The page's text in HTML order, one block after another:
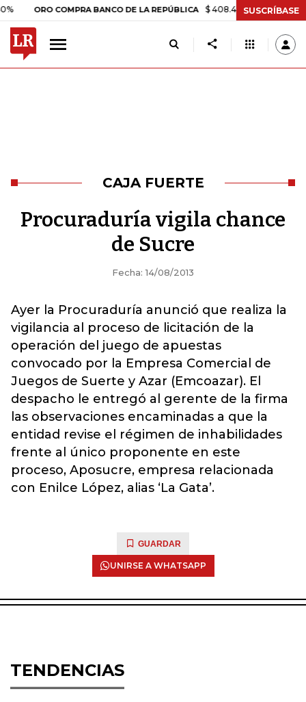
ORO COMPRA BANCO DE LA REPÚBLICA $ 408.498,97 +$ 8.753,81
SUSCRÍBASE
CAJA FUERTE
Procuraduría vigila chance
de Sucre
Fecha: 14/08/2013
Ayer la Procuraduría anunció que realiza la
vigilancia al proceso de licitación de la
operación del juego de apuestas
convocado por la Empresa Comercial de
Juegos de Suerte y Azar (Emcoazar). El
despacho le entregó al gerente de la firma
las observaciones encaminadas a que la
entidad revise el régimen de inhabilidades
frente al único proponente en este
proceso, Aposucre, empresa relacionada
con Enilce López, alias ‘La Gata’.
GUARDAR
UNIRSE A WHATSAPP
TENDENCIAS